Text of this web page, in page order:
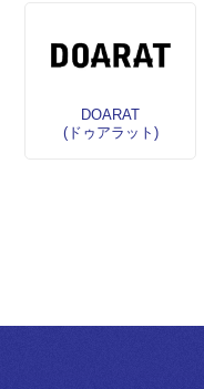
DOARAT
(ドゥアラット)